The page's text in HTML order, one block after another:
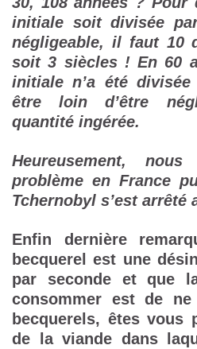
initiale soit divisée
négligeable, il faut 10
soit 3 siècles ! En 60
initiale n’a été
être loin d’être
quantité ingérée.
Heureusement,
problème en France
Tchernobyl s’est arrêté
Enfin dernière
becquerel est une
par seconde et que
consommer est de
becquerels, êtes vous
de la viande dans